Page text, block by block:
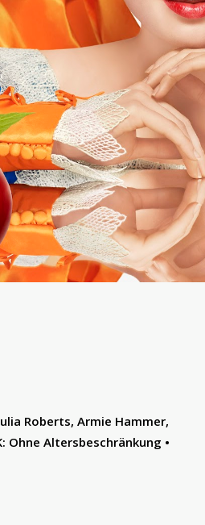
Roberts, Armie Hammer,
Ohne Altersbeschränkung •